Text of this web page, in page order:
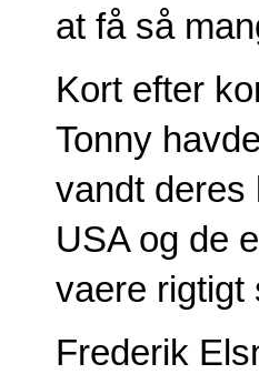
at få så
Kort efter
Tonny
vandt
USA og de
vaere rigtigt
Frederik